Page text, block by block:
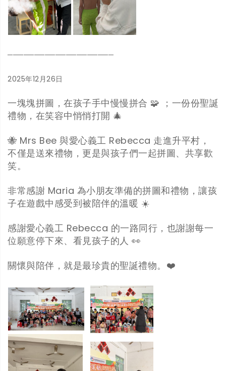
────────────────────
2025年12月26日
一塊塊拼圖，在孩子手中慢慢拼合 🧩 ；一份份聖誕
禮物，在笑容中悄悄打開 🎄
🐝 Mrs Bee 與愛心義工 Rebecca 走進升平村，
不僅是送來禮物，更是與孩子們一起拼圖、共享歡
笑。
非常感謝 Maria 為小朋友準備的拼圖和禮物，讓孩
子在遊戲中感受到被陪伴的溫暖 ☀️
感謝愛心義工 Rebecca 的一路同行，也謝謝每一
位願意停下來、看見孩子的人 👀
關懷與陪伴，就是最珍貴的聖誕禮物。❤️